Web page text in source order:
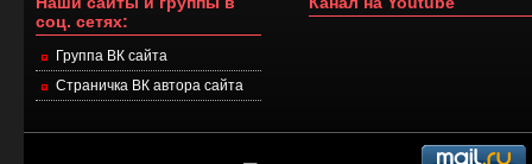
соц. сетях:
Группа ВК сайта
Страничка ВК автора сайта